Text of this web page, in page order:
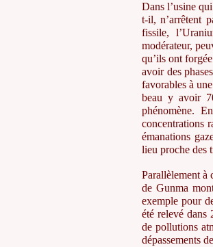
Dans l’usine
t-il, n’arrêtent
fissile,
modérateur,
qu’ils ont
avoir des
favorables à
beau y avoir
phénomène.
concentrations
émanations
lieu proche des
Parallèlement à
de Gunma
exemple pour
été relevé dans
de pollutions
dépassements